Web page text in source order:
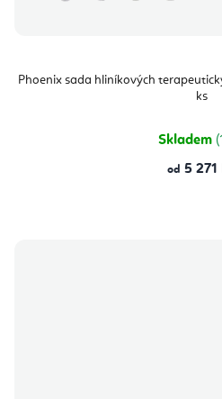
Phoenix sada hliníkových
ks
Skladem
od 5 271